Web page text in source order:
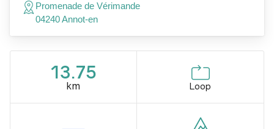
13.75
km Loop
Promenade de Vérimande
04240 Annot-en